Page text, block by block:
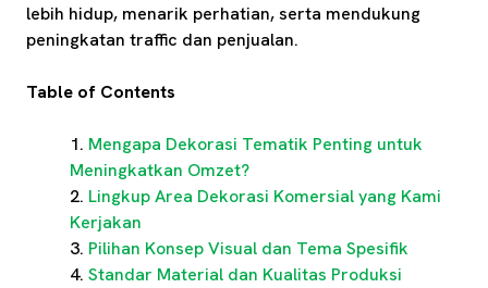
lebih hidup, menarik perhatian, serta mendukung
peningkatan traffic dan penjualan.
Table of Contents
Mengapa Dekorasi Tematik Penting untuk
Meningkatkan Omzet?
Lingkup Area Dekorasi Komersial yang Kami
Kerjakan
Pilihan Konsep Visual dan Tema Spesifik
Standar Material dan Kualitas Produksi